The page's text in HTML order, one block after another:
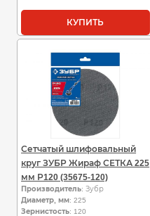
КУПИТЬ
Сетчатый шлифовальный
круг ЗУБР Жираф СЕТКА 225
мм Р120 (35675-120)
Производитель: Зубр
Диаметр, мм: 225
Зернистость: 120